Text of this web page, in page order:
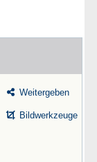
Weitergeben
Bildwerkzeuge